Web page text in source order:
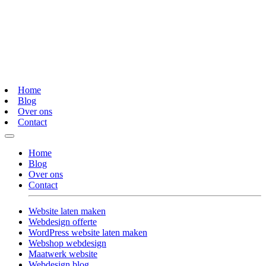
Home
Blog
Over ons
Contact
Home
Blog
Over ons
Contact
Website laten maken
Webdesign offerte
WordPress website laten maken
Webshop webdesign
Maatwerk website